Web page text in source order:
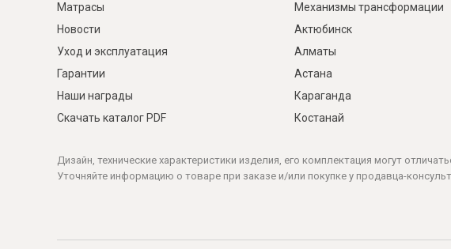
Матрасы
Новости
Уход и эксплуатация
Гарантии
Наши награды
Скачать каталог PDF
Механизмы трансформации
Актюбинск
Алматы
Астана
Караганда
Костанай
Дизайн, технические характеристики изделия, его комплектация могут
Уточняйте информацию о товаре при заказе и/или покупке у продавца-